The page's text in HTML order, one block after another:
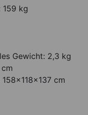
159 kg
Gewicht: 2,3 kg
cm